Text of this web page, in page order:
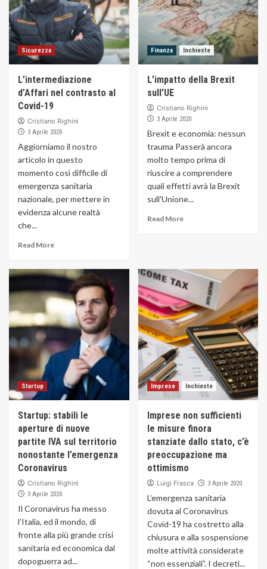
Sicurezza
L’intermediazione
d’Affari nel contrasto al
Covid-19
Cristiano Righini
3 Aprile 2020
Aggiorniamo il nostro
articolo in questo
momento così difficile di
emergenza sanitaria
nazionale, per mettere in
evidenza alcune realtà
che...
Read More
Finanza Inchieste
L’impatto della Brexit
sull’UE
Cristiano Righini
3 Aprile 2020
Brexit e economia: nessun
trauma Passerà ancora
molto tempo prima di
riuscire a comprendere
quali effetti avrà la Brexit
sull'Unione...
Read More
Startup
Startup: stabili le
aperture di nuove
partite IVA sul territorio
nonostante l’emergenza
Coronavirus
Cristiano Righini
3 Aprile 2020
Il Coronavirus ha messo
l’Italia, ed il mondo, di
fronte alla più grande crisi
sanitaria ed economica dal
dopoguerra ad...
Imprese Inchieste
Imprese non sufficienti
le misure finora
stanziate dallo stato, c’è
preoccupazione ma
ottimismo
Luigi Frasca 3 Aprile 2020
L’emergenza sanitaria
dovuta al Coronavirus
Covid-19 ha costretto alla
chiusura e alla sospensione
molte attività considerate
“non essenziali”. I decreti...